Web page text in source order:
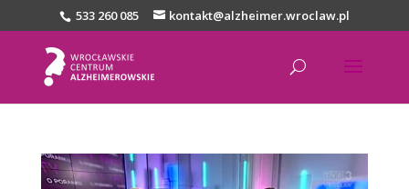
533 260 085 kontakt@alzheimer.wroclaw.pl